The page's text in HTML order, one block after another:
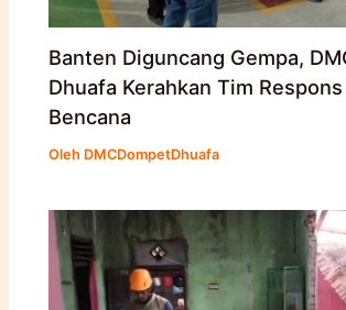
Banten Diguncang Gempa,
Dhuafa Kerahkan Tim
Bencana
Oleh DMCDompetDhuafa